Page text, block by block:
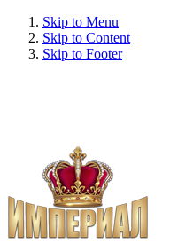
Skip to Menu
Skip to Content
Skip to Footer